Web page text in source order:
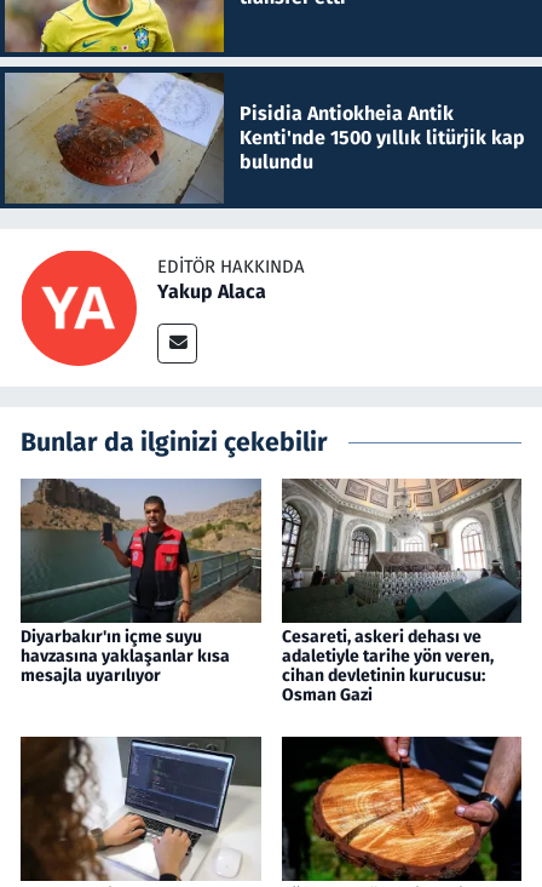
Pisidia Antiokheia Antik
Kenti'nde 1500 yıllık litürjik kap
bulundu
EDITÖR HAKKINDA
Yakup Alaca
Bunlar da ilginizi çekebilir
Diyarbakır'ın içme suyu
havzasına yaklaşanlar kısa
mesajla uyarılıyor
Cesareti, askeri dehası ve
adaletiyle tarihe yön veren,
cihan devletinin kurucusu:
Osman Gazi